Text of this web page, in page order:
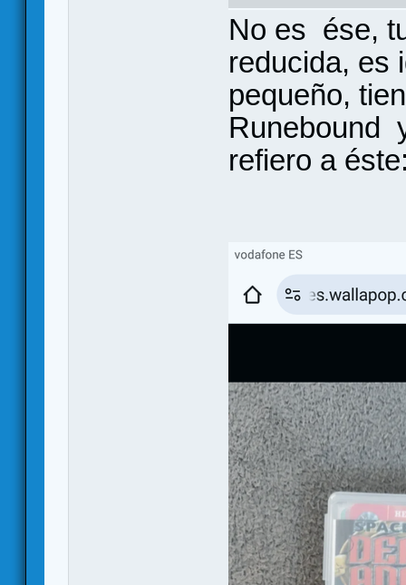
No es ése,
reducida, es
pequeño,
Runebound
refiero a